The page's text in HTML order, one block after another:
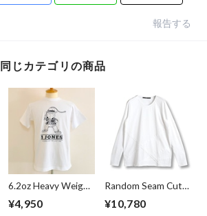
報告する
同じカテゴリの商品
6.2oz Heavy Weight
T-shirts FRP-0038
¥4,950
Random Seam Cut
Off Crew Neck L/S
T-shirts White
¥10,780